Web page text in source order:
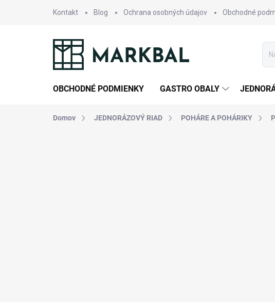
Kontakt Blog Ochrana osobných údajov Obchodné
OBCHODNÉ PODMIENKY GASTRO OBALY
Domov JEDNORÁZOVÝ RIAD POHÁRE A POHÁRIKY